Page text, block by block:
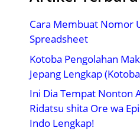
Cara Membuat Nomor
Spreadsheet
Kotoba Pengolahan
Jepang Lengkap
Ini Dia Tempat Nonton
Ridatsu shita Ore wa
Indo Lengkap!